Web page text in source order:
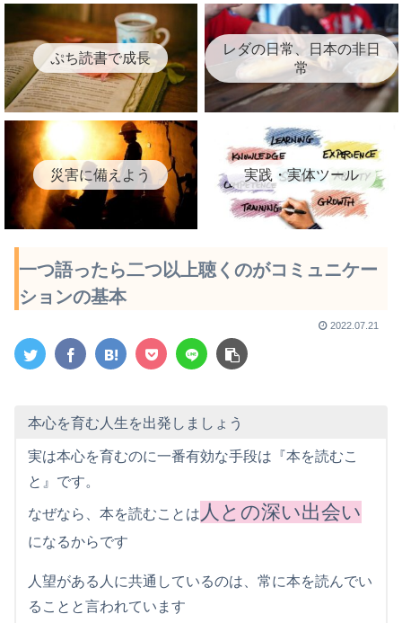
ぷち読書で成長
レダの日常、日本の非日
常
災害に備えよう 実践・実体ツール
一つ語ったら二つ以上聴くのがコミュニケー
ションの基本
2022.07.21
本心を育む人生を出発しましょう
実は本心を育むのに一番有効な手段は『本を読むこ
と』です。
なぜなら、本を読むことは 人との深い出会い
になるからです
人望がある人に共通しているのは、常に本を読んでい
ることと言われています